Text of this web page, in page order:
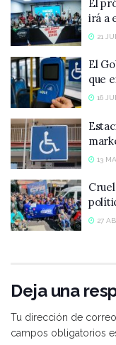
El
irá a
21
El
que
16
13
27
Deja una
Tu dirección de
campos obligatorios